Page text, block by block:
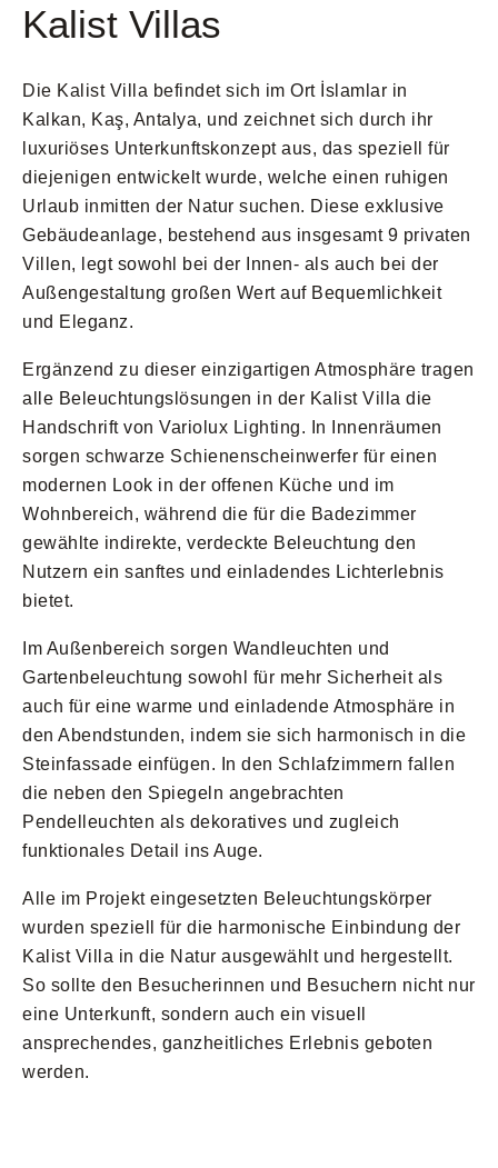
Kalist Villas
Die Kalist Villa befindet sich im Ort İslamlar in
Kalkan, Kaş, Antalya, und zeichnet sich durch ihr
luxuriöses Unterkunftskonzept aus, das speziell für
diejenigen entwickelt wurde, welche einen ruhigen
Urlaub inmitten der Natur suchen. Diese exklusive
Gebäudeanlage, bestehend aus insgesamt 9 privaten
Villen, legt sowohl bei der Innen- als auch bei der
Außengestaltung großen Wert auf Bequemlichkeit
und Eleganz.
Ergänzend zu dieser einzigartigen Atmosphäre tragen
alle Beleuchtungslösungen in der Kalist Villa die
Handschrift von Variolux Lighting. In Innenräumen
sorgen schwarze Schienenscheinwerfer für einen
modernen Look in der offenen Küche und im
Wohnbereich, während die für die Badezimmer
gewählte indirekte, verdeckte Beleuchtung den
Nutzern ein sanftes und einladendes Lichterlebnis
bietet.
Im Außenbereich sorgen Wandleuchten und
Gartenbeleuchtung sowohl für mehr Sicherheit als
auch für eine warme und einladende Atmosphäre in
den Abendstunden, indem sie sich harmonisch in die
Steinfassade einfügen. In den Schlafzimmern fallen
die neben den Spiegeln angebrachten
Pendelleuchten als dekoratives und zugleich
funktionales Detail ins Auge.
Alle im Projekt eingesetzten Beleuchtungskörper
wurden speziell für die harmonische Einbindung der
Kalist Villa in die Natur ausgewählt und hergestellt.
So sollte den Besucherinnen und Besuchern nicht nur
eine Unterkunft, sondern auch ein visuell
ansprechendes, ganzheitliches Erlebnis geboten
werden.